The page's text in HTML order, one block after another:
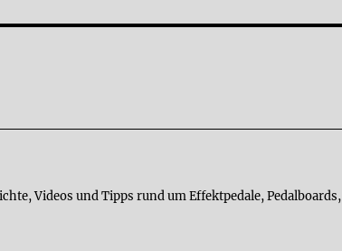
Videos und Tipps rund um Effektpedale, Pedalboards,